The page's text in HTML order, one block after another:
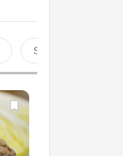
Sports aquatiques